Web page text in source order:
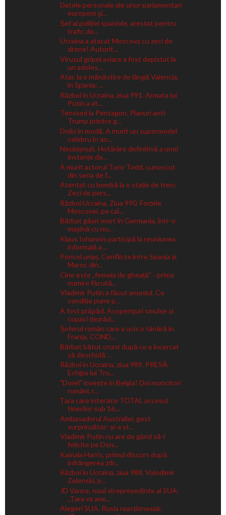
Datele personale ale unor parlamentari
europeni şi...
Șef al poliției spaniole, arestat pentru
trafic de...
Ucraina a atacat Moscova cu zeci de
drone! Autorit...
Virusul gripei aviare a fost depistat la
un adoles...
Atac la o mănăstire de lângă Valencia,
în Spania: ...
Război în Ucraina, ziua 991. Armata lui
Putin a at...
Tensiuni la Pentagon. Planuri anti-
Trump printre g...
Doliu în modă. A murit un supermodel
celebru în an...
Neobișnuit. Hotărâre definitivă a unei
instanțe da...
A murit actorul Tony Todd, cunoscut
din seria de f...
Atentat cu bombă la o stație de tren:
Zeci de pers...
Război Ucraina, Ziua 990. Forțele
Moscovei, pe cal...
Bărbat găsit mort în Germania, într-o
mașină cu nu...
Klaus Iohannis participă la reuniunea
informală a ...
Pericol uriaș. Conflicte între Spania și
Maroc din...
Cine este „femeia de gheață” - prima
numire făcută...
Vladimir Putin a făcut anunțul. Ce
condiție pune p...
A fost prăpăd. Acoperișuri smulse și
copaci dezrăd...
Șoferul român care a ucis o tânără în
Franța, COND...
Bărbat bătut crunt după ce a încercat
să deschidă ...
Război în Ucraina, ziua 989. PRESĂ:
Echipa lui Tru...
"Dorel" lovește în Belgia! Doi muncitori
români, r...
Țara care interzice TOTAL accesul
tinerilor sub 16...
Ambasadorul Australiei, gest
surprinzător: și-a st...
Vladimir Putin nu are de gând să-l
felicite pe Don...
Kamala Harris, primul discurs după
înfrângerea zdr...
Război în Ucraina, ziua 988. Volodimir
Zelenski, p...
JD Vance, noul vicepreședinte al SUA:
„Țara va ave...
Alegeri SUA. Rusia reacționează: